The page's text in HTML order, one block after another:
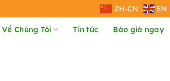
ZH-CN EN
Về Chúng Tôi Tin tức Báo giá ngay